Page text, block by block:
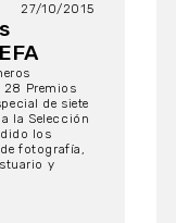
27/10/2015
28 Premios
de siete
la Selección
los
fotografía,
y